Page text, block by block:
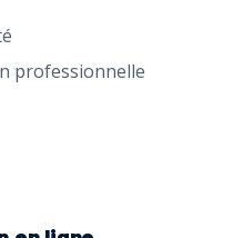
professionnelle